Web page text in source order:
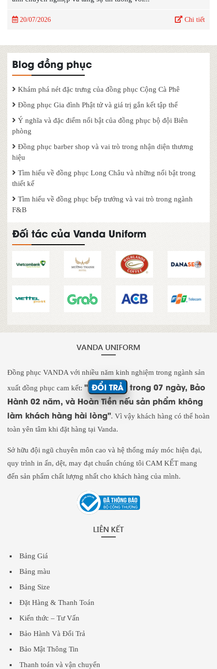
20/07/2026 Chi tiết
Blog đồng phục
Khám phá nét đặc trưng của đồng phục Cộng Cà Phê
Đồng phục Gia đình Phật tử và giá trị gắn kết tập thể
Ý nghĩa và đặc điểm nổi bật của đồng phục bộ đội Biên
phòng
Đồng phục barber shop và vai trò trong nhận diện thương
hiệu
Tìm hiểu về đồng phục Long Châu và những nổi bật trong
thiết kế
Tìm hiểu về đồng phục bếp trưởng và vai trò trong ngành
F&B
Đối tác của Vanda Uniform
VANDA UNIFORM
Đồng phục VANDA với nhiều năm kinh nghiệm trong ngành sản
xuất đồng phục cam kết: " ĐỔI TRẢ
trong 07 ngày, Bảo
Hành 02 năm, và Hoàn Tiền nếu sản phẩm không
làm khách hàng hài lòng". Vì vậy khách hàng có thể hoàn
toàn yên tâm khi đặt hàng tại Vanda.
Sở hữu đội ngũ chuyên môn cao và hệ thống máy móc hiện đại,
quy trình in ấn, dệt, may đạt chuẩn chúng tôi CAM KẾT mang
đến sản phẩm chất lượng nhất cho khách hàng của mình.
LIÊN KẾT
Bảng Giá
Bảng màu
Bảng Size
Đặt Hàng & Thanh Toán
Kiến thức – Tư Vấn
Bảo Hành Và Đổi Trả
Bảo Mật Thông Tin
Thanh toán và vận chuyển